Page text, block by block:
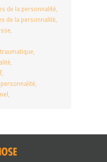
de la personnalité
de la personnalité